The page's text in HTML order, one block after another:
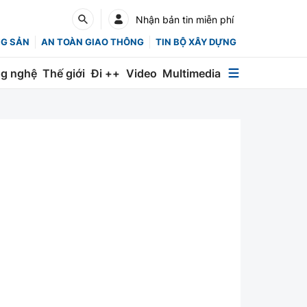
Nhận bản tin miễn phí
SẢN AN TOÀN GIAO THÔNG TIN BỘ XÂY DỰNG
nghệ Thế giới Đi ++ Video Multimedia